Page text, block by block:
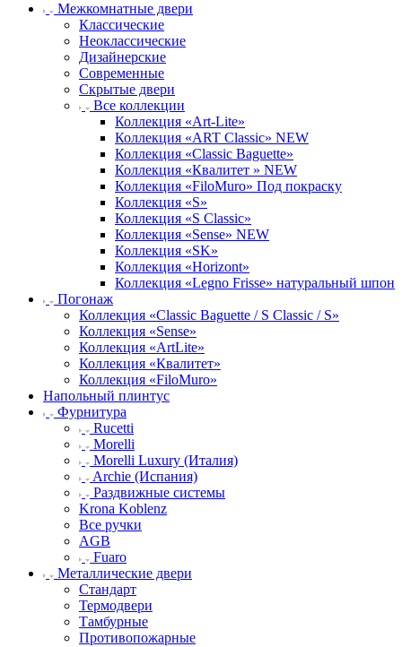
Межкомнатные двери
Классические
Неоклассические
Дизайнерские
Современные
Скрытые двери
Все коллекции
Коллекция «Art-Lite»
Коллекция «ART Classic» NEW
Коллекция «Classic Baguette»
Коллекция «Квалитет » NEW
Коллекция «FiloMuro» Под покраску
Коллекция «S»
Коллекция «S Classic»
Коллекция «Sense» NEW
Коллекция «SK»
Коллекция «Horizont»
Коллекция «Legno Frisse» натуральный шпон
Погонаж
Коллекция «Classic Baguette / S Classic / S»
Коллекция «Sense»
Коллекция «ArtLite»
Коллекция «Квалитет»
Коллекция «FiloMuro»
Напольный плинтус
Фурнитура
Rucetti
Morelli
Morelli Luxury (Италия)
Archie (Испания)
Раздвижные системы
Krona Koblenz
Все ручки
AGB
Fuaro
Металлические двери
Стандарт
Термодвери
Тамбурные
Противопожарные